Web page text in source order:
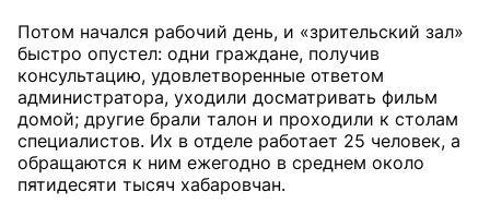
Потом начался рабочий день, и «зрительский зал»
быстро опустел: одни граждане, получив
консультацию, удовлетворенные ответом
администратора, уходили досматривать фильм
домой; другие брали талон и проходили к столам
специалистов. Их в отделе работает 25 человек, а
обращаются к ним ежегодно в среднем около
пятидесяти тысяч хабаровчан.